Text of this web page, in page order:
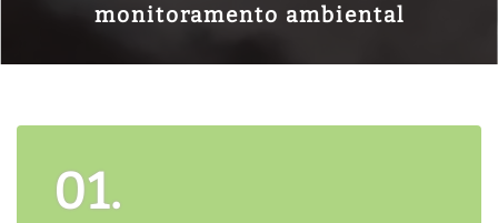
monitoramento ambiental
01.